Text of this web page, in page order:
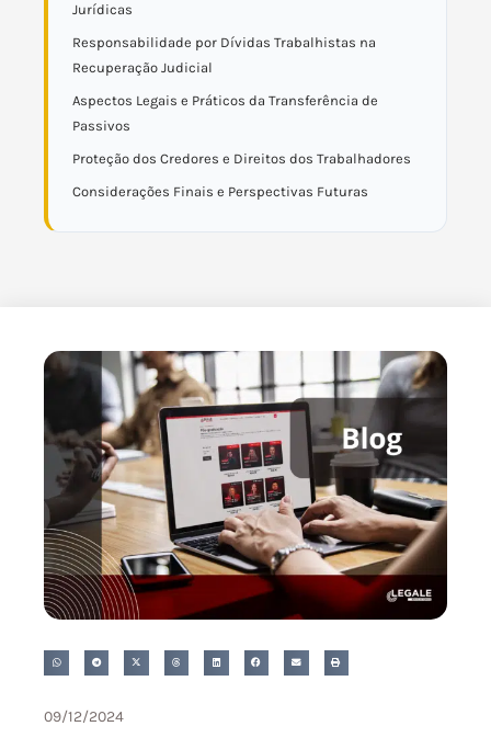
Jurídicas
Responsabilidade por Dívidas Trabalhistas na
Recuperação Judicial
Aspectos Legais e Práticos da Transferência de
Passivos
Proteção dos Credores e Direitos dos Trabalhadores
Considerações Finais e Perspectivas Futuras
09/12/2024